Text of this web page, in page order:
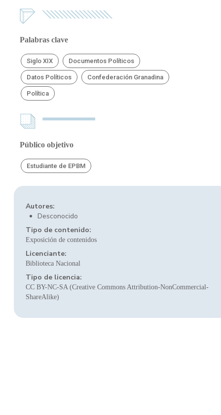
Palabras clave
Siglo XIX Documentos Políticos
Datos Políticos Confederación Granadina
Política
Público objetivo
Estudiante de EPBM
Autores:
Desconocido
Tipo de contenido:
Exposición de contenidos
Licenciante:
Biblioteca Nacional
Tipo de licencia:
CC BY-NC-SA (Creative Commons Attribution-NonCommercial-
ShareAlike)